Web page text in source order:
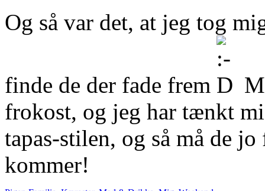
Og så var det, at jeg tog
finde de der fade frem
frokost, og jeg har tænkt
tapas-stilen, og så må de
kommer!